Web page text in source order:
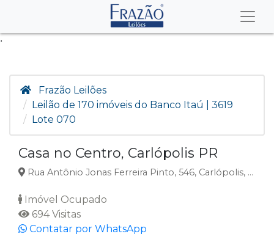
.
Frazão Leilões
Leilão de 170 imóveis do Banco Itaú | 3619
Lote 070
Casa no Centro, Carlópolis PR
Rua Antônio Jonas Ferreira Pinto, 546, Carlópolis, PR
Imóvel Ocupado
694 Visitas
Contatar por WhatsApp